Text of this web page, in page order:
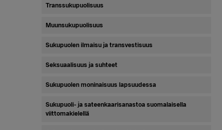
Transsukupuolisuus
Muunsukupuolisuus
Sukupuolen ilmaisu ja transvestisuus
Seksuaalisuus ja suhteet
Sukupuolen moninaisuus lapsuudessa
Sukupuoli- ja sateenkaarisanastoa suomalaisella
viittomakielellä